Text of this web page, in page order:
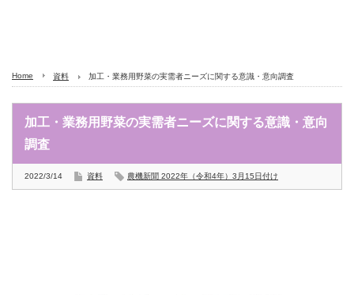
Home 資料 加工・業務用野菜の実需者ニーズに関する意識・意向調査
加工・業務用野菜の実需者ニーズに関する意識・意向
調査
2022/3/14 資料 農機新聞 2022年（令和4年）3月15日付け